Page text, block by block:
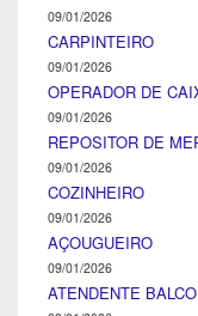
09/01/2026
CARPINTEIRO
09/01/2026
OPERADOR DE
09/01/2026
REPOSITOR DE
09/01/2026
COZINHEIRO
09/01/2026
AÇOUGUEIRO
09/01/2026
ATENDENTE